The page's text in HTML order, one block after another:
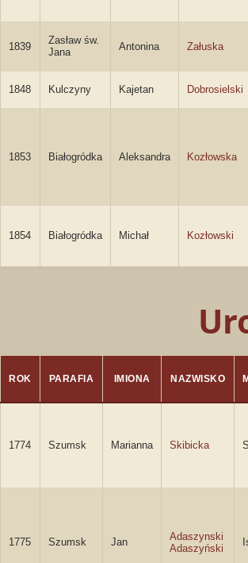
1839
Zasław św.
Jana
Antonina Załuska
1848 Kulczyny Kajetan Dobrosielski
1853 Białogródka Aleksandra Kozłowska
1854 Białogródka Michał Kozłowski
ROK PARAFIA IMIONA NAZWISKO
1774 Szumsk Marianna Skibicka
1775 Szumsk Jan
Adaszynski
Adaszyński